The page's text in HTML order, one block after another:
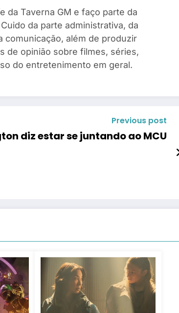
da Taverna GM e faço parte da
da parte administrativa, da
comunicação, além de produzir
de opinião sobre filmes, séries,
do entretenimento em geral.
Previous post
diz estar se juntando ao MCU